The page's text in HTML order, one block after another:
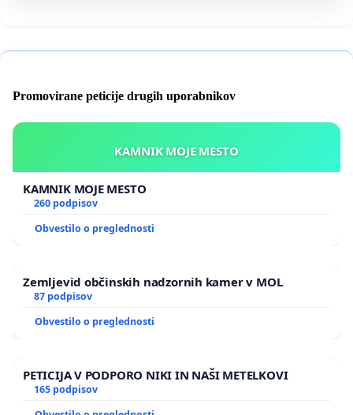
Promovirane peticije drugih uporabnikov
KAMNIK MOJE MESTO
KAMNIK MOJE MESTO
260 podpisov
Obvestilo o preglednosti
Zemljevid občinskih nadzornih kamer v MOL
87 podpisov
Obvestilo o preglednosti
PETICIJA V PODPORO NIKI IN NAŠI METELKOVI
165 podpisov